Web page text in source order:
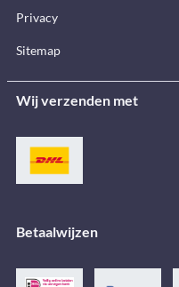
Privacy
Sitemap
Wij verzenden met
Betaalwijzen